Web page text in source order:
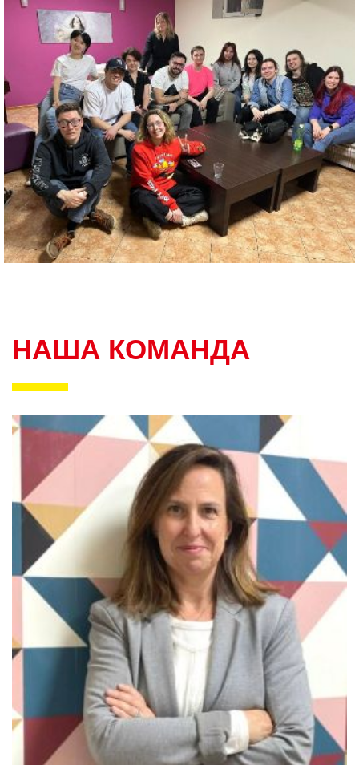
НАША КОМАНДА